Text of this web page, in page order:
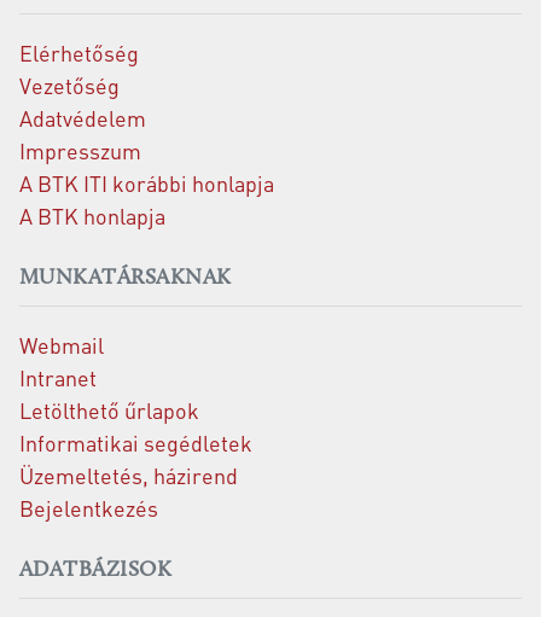
Elérhetőség
Vezetőség
Adatvédelem
Impresszum
A BTK ITI korábbi honlapja
A BTK honlapja
MUNKATÁRSAKNAK
Webmail
Intranet
Letölthető űrlapok
Informatikai segédletek
Üzemeltetés, házirend
Bejelentkezés
ADATBÁZISOK